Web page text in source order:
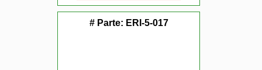
# Parte: ERI-5-017